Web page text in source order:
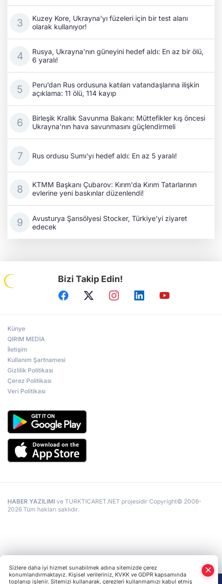
Kuzey Kore, Ukrayna'yı füzeleri için bir test alanı
olarak kullanıyor!
Rusya, Ukrayna'nın güneyini hedef aldı: En az bir ölü,
6 yaralı!
Peru’dan Rus ordusuna katılan vatandaşlarına ilişkin
açıklama: 11 ölü, 114 kayıp
Birleşik Krallık Savunma Bakanı: Müttefikler kış öncesi
Ukrayna'nın hava savunmasını güçlendirmeli
Rus ordusu Sumı'yı hedef aldı: En az 5 yaralı!
KTMM Başkanı Çubarov: Kırım'da Kırım Tatarlarının
evlerine yeni baskınlar düzenlendi!
Avusturya Şansölyesi Stocker, Türkiye’yi ziyaret
edecek
Bizi Takip Edin!
Künye
QIRIM MEDİA
İletişim
Kullanım Şartnamesi
Gizlilik Politikası
Çerez Politikası
Veri Politikası
HABER YAZILIMI ve TURKTICARET.NET projesidir Copyright© 2006-
2026 Tüm hakları saklıdır.
Sizlere daha iyi hizmet sunabilmek adına sitemizde çerez
konumlandırmaktayız. Kişisel verileriniz, KVKK ve GDPR kapsamında
toplanıp işlenir. Sitemizi kullanarak, çerezleri kullanmamızı kabul etmiş